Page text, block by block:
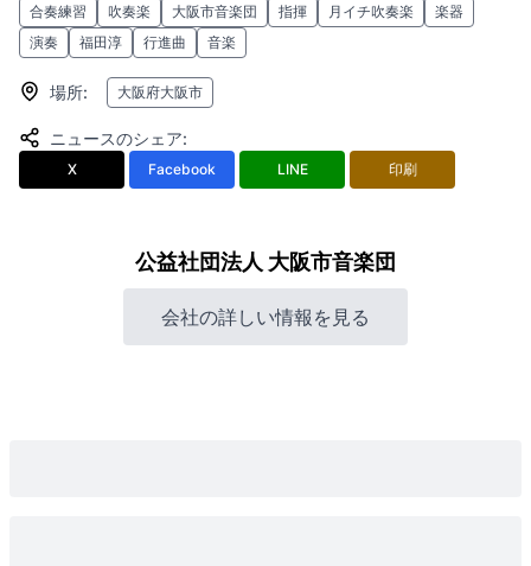
合奏練習
吹奏楽 大阪市音楽団 指揮 月イチ吹奏楽
楽器
演奏
福田淳 行進曲 音楽
場所: 大阪府大阪市
ニュースのシェア:
X Facebook LINE 印刷
公益社団法人 大阪市音楽団
会社の詳しい情報を見る